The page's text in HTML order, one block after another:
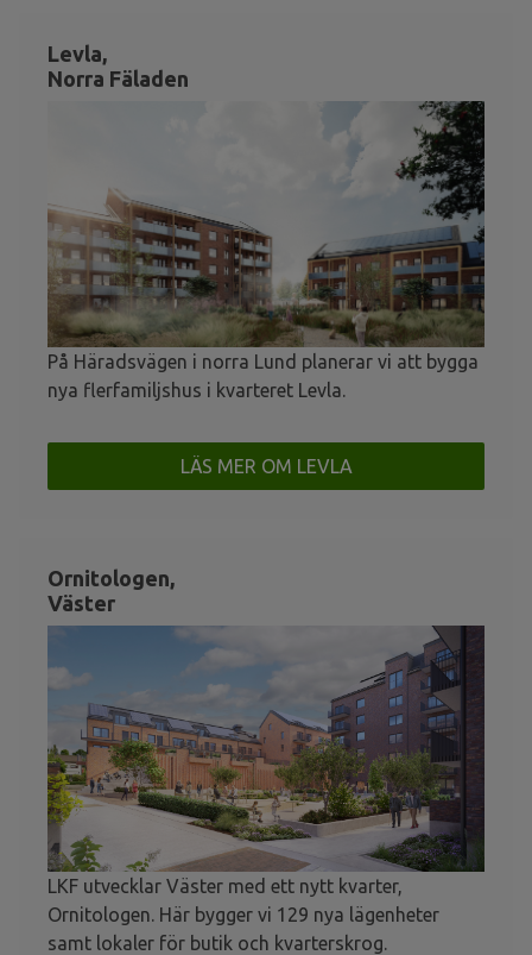
Levla,
Norra Fäladen
På Häradsvägen i norra Lund planerar vi att bygga
nya flerfamiljshus i kvarteret Levla.
LÄS MER OM LEVLA
Ornitologen,
Väster
LKF utvecklar Väster med ett nytt kvarter,
Ornitologen. Här bygger vi 129 nya lägenheter
samt lokaler för butik och kvarterskrog.